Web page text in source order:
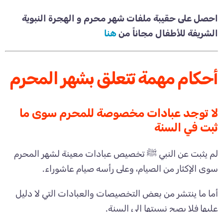
احصل على حقيبة ملفات شهر محرم و الهجرة النبوية
الشريفة للأطفال مجاناً منهنا
أحكام مهمة تتعلق بشهر المحرم
لا توجد عبادات مخصوصة للمحرم سوى ما
ثبت في السنة
لم يثبت عن النبي ﷺ تخصيص عبادات معينة لشهر المحرم
سوى الإكثار من الصيام، وعلى رأسه صيام عاشوراء.
أما ما ينتشر من بعض التخصيصات والعبادات التي لا دليل
عليها فلا يصح نسبتها إلى السنة.